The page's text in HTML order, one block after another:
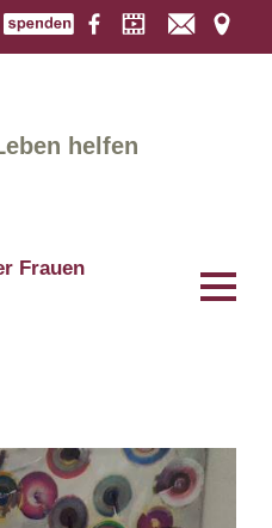
Frauen
helfen